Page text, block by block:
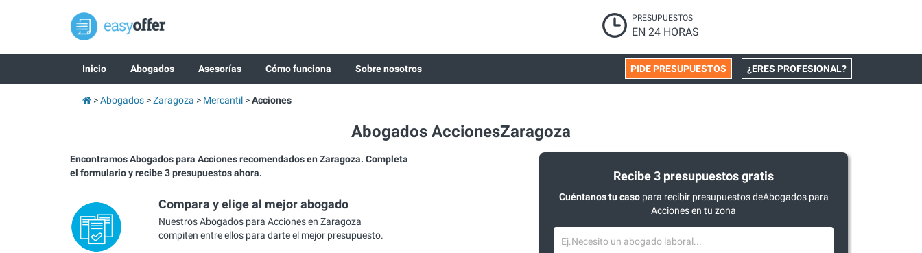
PRESUPUESTOS
EN 24 HORAS
Inicio Abogados Asesorías Cómo funciona Sobre nosotros ¿ERES PROFESIONAL?
PIDE PRESUPUESTOS
Abogados Zaragoza Mercantil Acciones
Abogados AccionesZaragoza
Encontramos Abogados para Acciones recomendados en Zaragoza. Completa
el formulario y recibe 3 presupuestos ahora.
Compara y elige al mejor abogado
Nuestros Abogados para Acciones en Zaragoza
compiten entre ellos para darte el mejor presupuesto.
Recibe 3 presupuestos gratis
Cuéntanos tu casopara recibir presupuestos deAbogados para
Acciones en tu zona